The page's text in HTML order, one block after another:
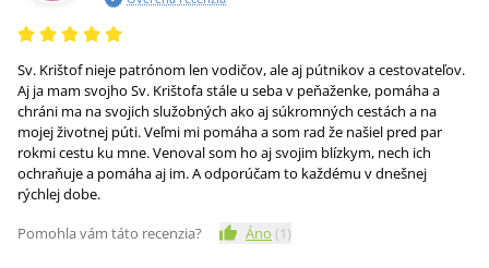
Sv. Krištof nieje patrónom len vodičov, ale aj pútnikov a cestovateľov.
Aj ja mam svojho Sv. Krištofa stále u seba v peňaženke, pomáha a
chráni ma na svojich služobných ako aj súkromných cestách a na
mojej životnej púti. Veľmi mi pomáha a som rad že našiel pred par
rokmi cestu ku mne. Venoval som ho aj svojim blízkym, nech ich
ochraňuje a pomáha aj im. A odporúčam to každému v dnešnej
rýchlej dobe.
Pomohla vám táto recenzia?
Áno (1)